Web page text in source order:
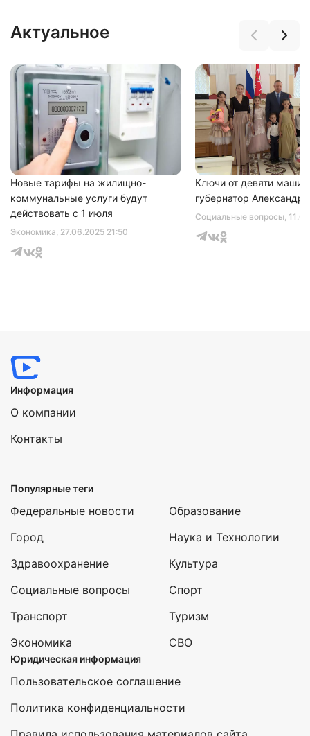
Актуальное
Экономика, 27.06.2025 21:50
Новые тарифы на жилищно-
коммунальные услуги будут
действовать с 1 июля
Социальные вопросы,
Ключи от девяти машин
губернатор Александр
Информация
О компании
Контакты
Популярные теги
Федеральные новости
Город
Здравоохранение
Социальные вопросы
Транспорт
Экономика
Образование
Наука и Технологии
Культура
Спорт
Туризм
СВО
Юридическая информация
Пользовательское соглашение
Политика конфиденциальности